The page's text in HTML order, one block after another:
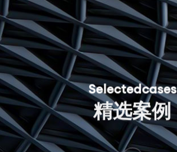
Selectedcases
精选案例